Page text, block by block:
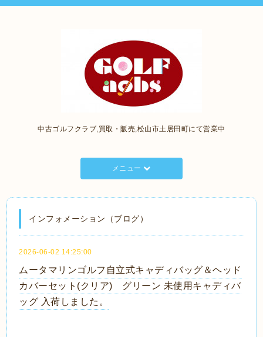
中古ゴルフクラブ,買取・販売,松山市土居田町にて営業中
メニュー
インフォメーション（ブログ）
2026-06-02 14:25:00
ムータマリンゴルフ自立式キャディバッグ＆ヘッド
カバーセット(クリア) グリーン 未使用キャディバ
ッグ 入荷しました。